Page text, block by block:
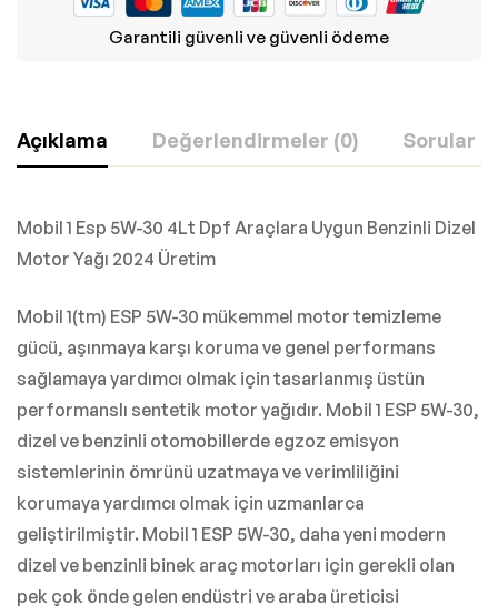
Garantili güvenli ve güvenli ödeme
Açıklama Değerlendirmeler (0) Sorular
Mobil 1 Esp 5W-30 4Lt Dpf Araçlara Uygun Benzinli Dizel
Motor Yağı 2024 Üretim
Mobil 1(tm) ESP 5W-30 mükemmel motor temizleme
gücü, aşınmaya karşı koruma ve genel performans
sağlamaya yardımcı olmak için tasarlanmış üstün
performanslı sentetik motor yağıdır. Mobil 1 ESP 5W-30,
dizel ve benzinli otomobillerde egzoz emisyon
sistemlerinin ömrünü uzatmaya ve verimliliğini
korumaya yardımcı olmak için uzmanlarca
geliştirilmiştir. Mobil 1 ESP 5W-30, daha yeni modern
dizel ve benzinli binek araç motorları için gerekli olan
pek çok önde gelen endüstri ve araba üreticisi